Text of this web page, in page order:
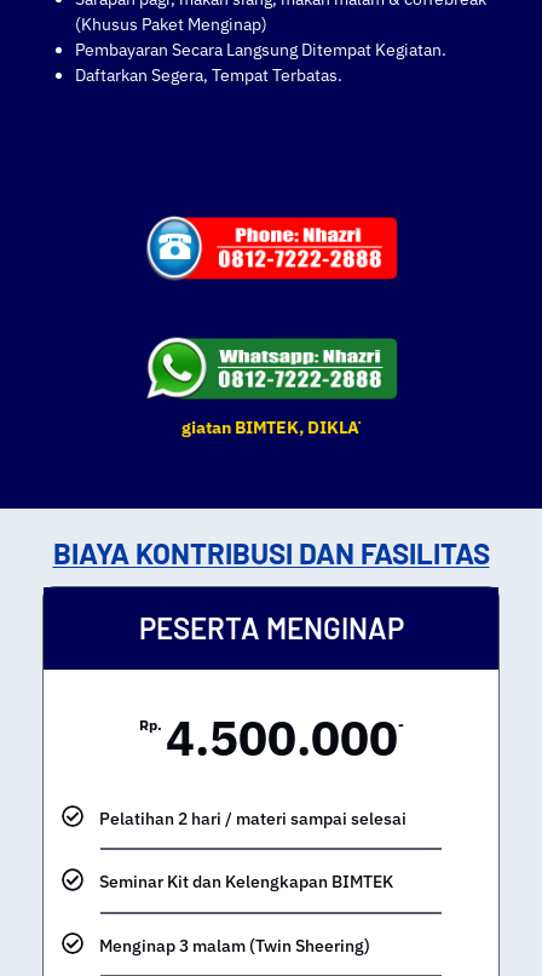
(Khusus Paket Menginap)
Pembayaran Secara Langsung Ditempat Kegiatan.
Daftarkan Segera, Tempat Terbatas.
tempat kegiatan BIMTEK, DIKLAT & Pelatihan yang tertera
BIAYA KONTRIBUSI DAN FASILITAS
PESERTA MENGINAP
Rp. 4.500.000-
Pelatihan 2 hari / materi sampai selesai
Seminar Kit dan Kelengkapan BIMTEK
Menginap 3 malam (Twin Sheering)